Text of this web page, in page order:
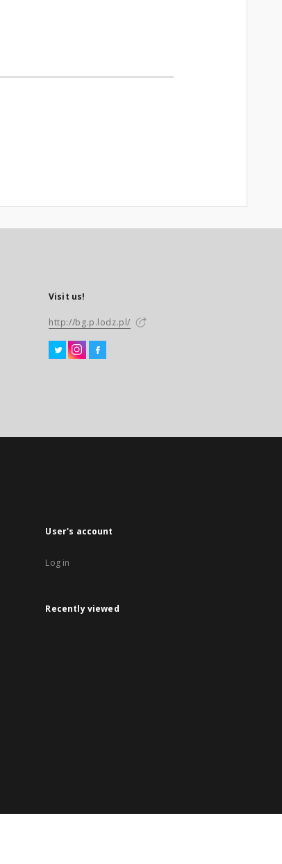
Visit us!
http://bg.p.lodz.pl/
User's account
Log in
Recently viewed